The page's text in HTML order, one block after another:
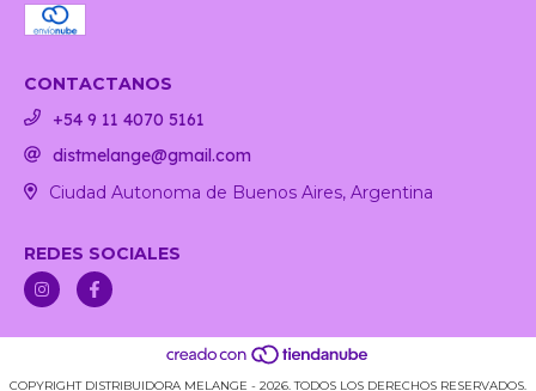
CONTACTANOS
+54 9 11 4070 5161
distmelange@gmail.com
Ciudad Autonoma de Buenos Aires, Argentina
REDES SOCIALES
COPYRIGHT DISTRIBUIDORA MELANGE - 2026. TODOS LOS DERECHOS RESERVADOS.